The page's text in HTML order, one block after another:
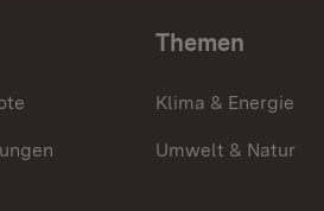
Themen
Klima & Energie
Umwelt & Natur